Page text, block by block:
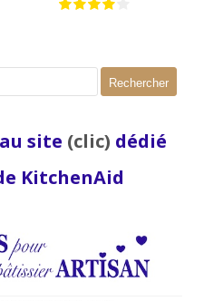
site (clic) dédié
KitchenAid